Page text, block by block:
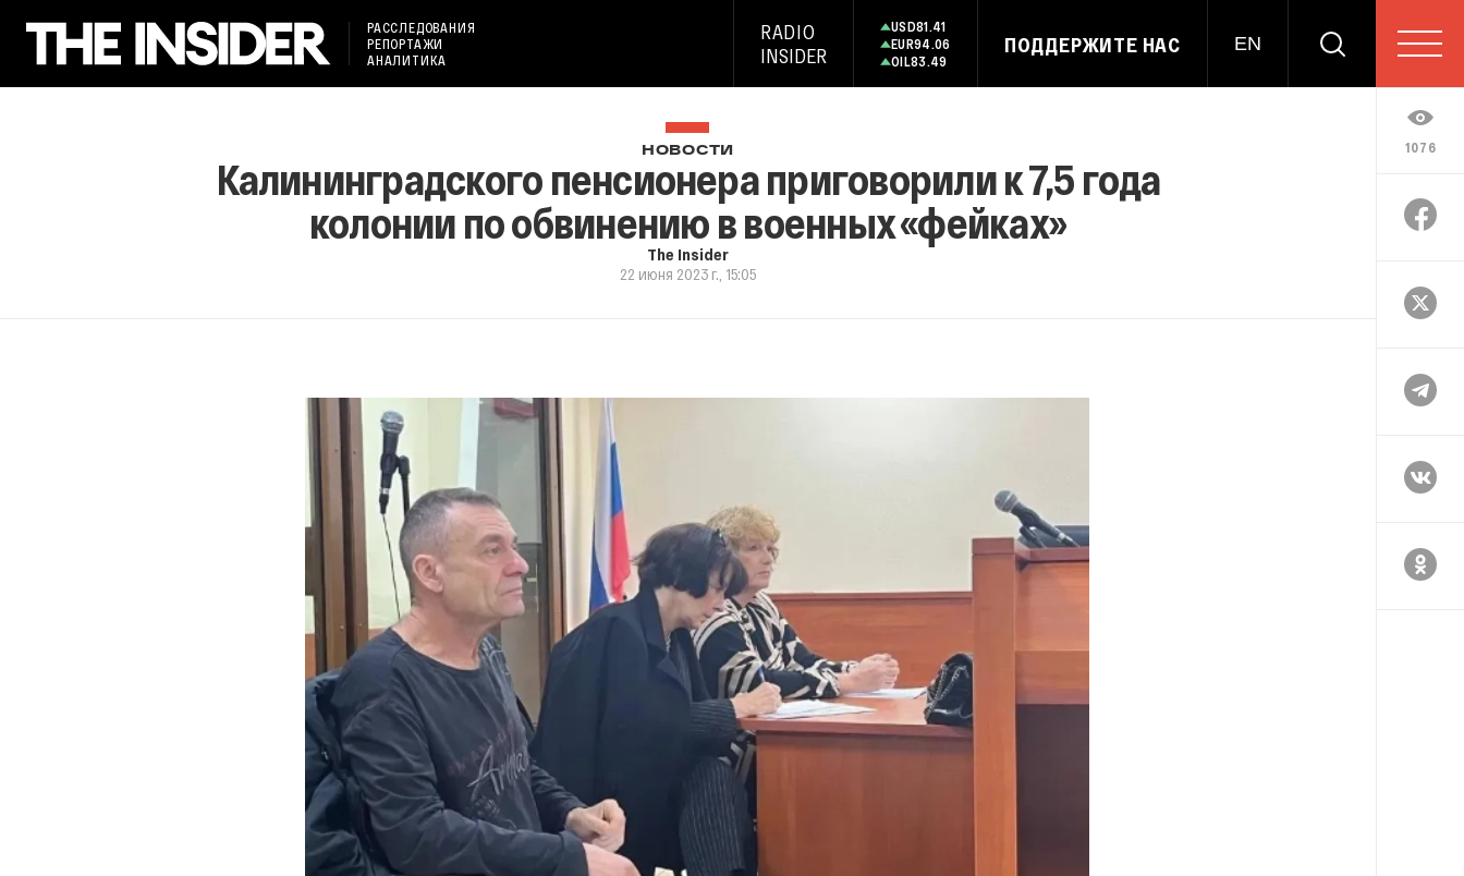
РАССЛЕДОВАНИЯ
РЕПОРТАЖИ
АНАЛИТИКА
RADIO
INSIDER
USD81.41
EUR94.06
OIL83.49
ПОДДЕРЖИТЕ НАС EN
1076
НОВОСТИ
Калининградского пенсионера приговорили к 7,5 года
колонии по обвинению в военных «фейках»
The Insider
22 июня 2023 г., 15:05